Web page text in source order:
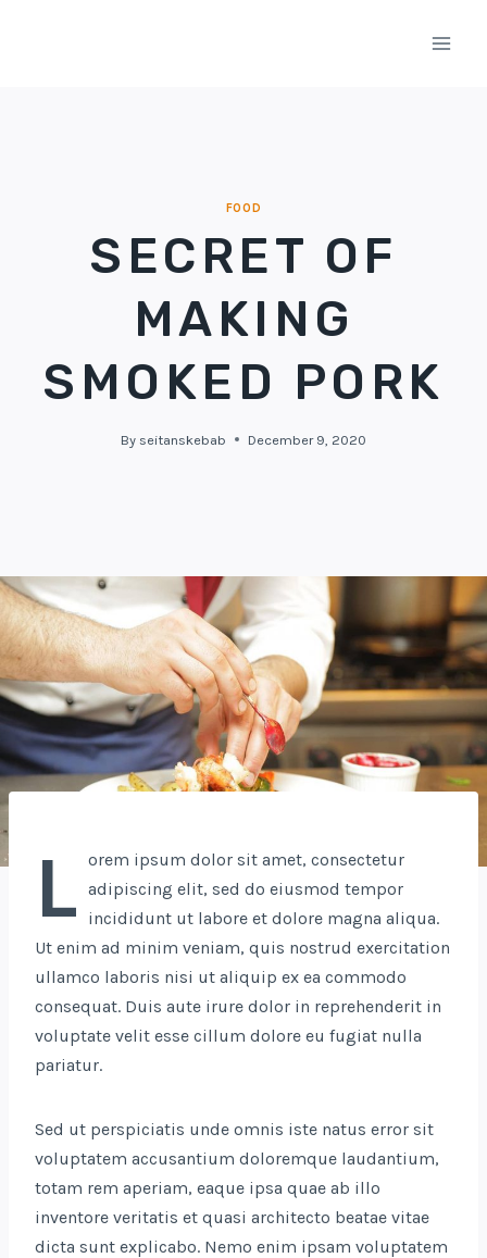
FOOD
SECRET OF
MAKING
SMOKED PORK
By seitanskebab December 9, 2020
L orem ipsum dolor sit amet, consectetur
adipiscing elit, sed do eiusmod tempor
incididunt ut labore et dolore magna aliqua.
Ut enim ad minim veniam, quis nostrud exercitation
ullamco laboris nisi ut aliquip ex ea commodo
consequat. Duis aute irure dolor in reprehenderit in
voluptate velit esse cillum dolore eu fugiat nulla
pariatur.
Sed ut perspiciatis unde omnis iste natus error sit
voluptatem accusantium doloremque laudantium,
totam rem aperiam, eaque ipsa quae ab illo
inventore veritatis et quasi architecto beatae vitae
dicta sunt explicabo. Nemo enim ipsam voluptatem